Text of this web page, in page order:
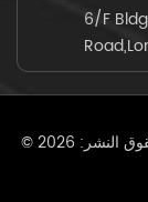
6/F
© حقوق النشر: 2026 SZOPT Communication Co.,Ltd. كل الحقوق